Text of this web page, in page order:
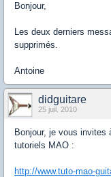
Bonjour,
Les deux derniers
supprimés.
Antoine
didguitare
25 juil. 2010
Bonjour, je vous invites
tutoriels MAO :
http://www.tuto-mao-